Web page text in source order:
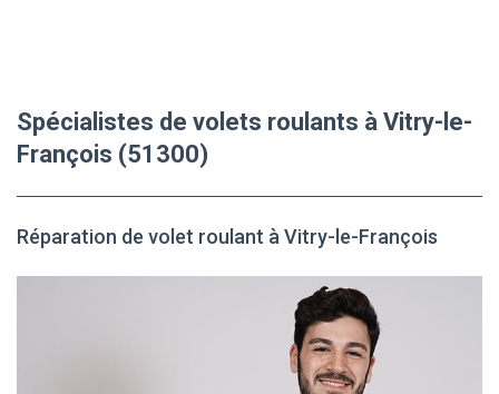
Spécialistes de volets roulants à Vitry-le-
François (51300)
Réparation de volet roulant à Vitry-le-François